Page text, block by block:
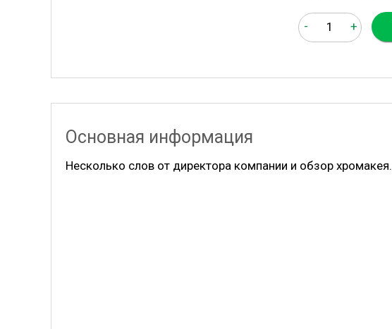
- +
Основная информация
Несколько слов от директора компании и обзор хромакея.